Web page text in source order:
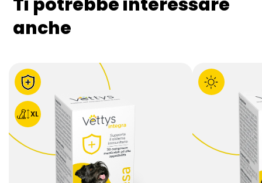
anche